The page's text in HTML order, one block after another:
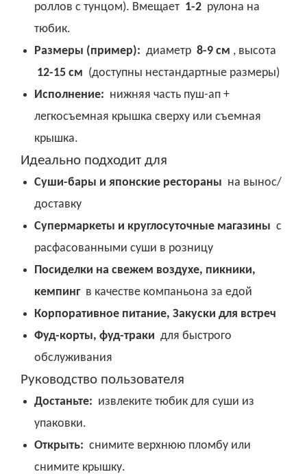
роллов с тунцом). Вмещает 1-2 рулона на
тюбик.
Размеры (пример): диаметр 8-9 см , высота
12-15 см (доступны нестандартные размеры)
Исполнение: нижняя часть пуш-ап +
легкосъемная крышка сверху или съемная
крышка.
Идеально подходит для
Суши-бары и японские рестораны на вынос/
доставку
Супермаркеты и круглосуточные магазины с
расфасованными суши в розницу
Посиделки на свежем воздухе, пикники,
кемпинг в качестве компаньона за едой
Корпоративное питание, Закуски для встреч
Фуд-корты, фуд-траки для быстрого
обслуживания
Руководство пользователя
Достаньте: извлеките тюбик для суши из
упаковки.
Открыть: снимите верхнюю пломбу или
снимите крышку.